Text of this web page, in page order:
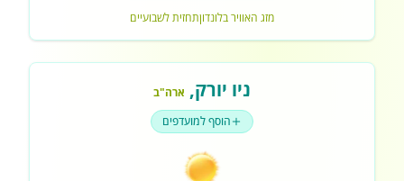
מזג האוויר בלונדוןתחזית לשבועיים
ניו יורק, ארה"ב
הוסף למועדפים